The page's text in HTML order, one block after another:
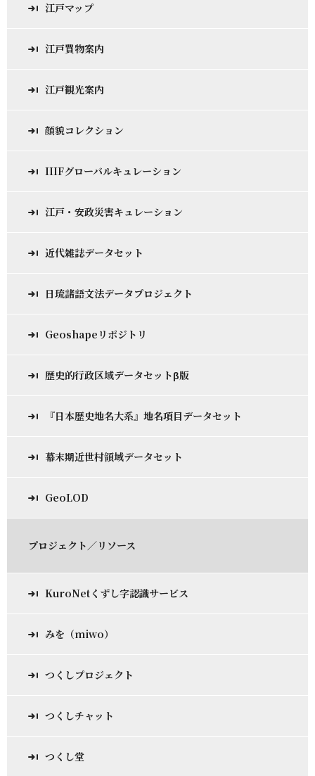
江戸マップ
江戸買物案内
江戸観光案内
顔貌コレクション
IIIFグローバルキュレーション
江戸・安政災害キュレーション
近代雑誌データセット
日琉諸語文法データプロジェクト
Geoshapeリポジトリ
歴史的行政区域データセットβ版
『日本歴史地名大系』地名項目データセット
幕末期近世村領域データセット
GeoLOD
プロジェクト／リソース
KuroNetくずし字認識サービス
みを（miwo）
つくしプロジェクト
つくしチャット
つくし堂